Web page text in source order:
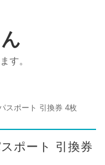
す。
スポート 引換券 4枚
ポート 引換券